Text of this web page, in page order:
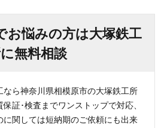
お悩みの方は大塚鉄工
無料相談
なら神奈川県相模原市の大塚鉄工所
証･検査までワンストップで対応、
関しては短納期のご依頼にも出来